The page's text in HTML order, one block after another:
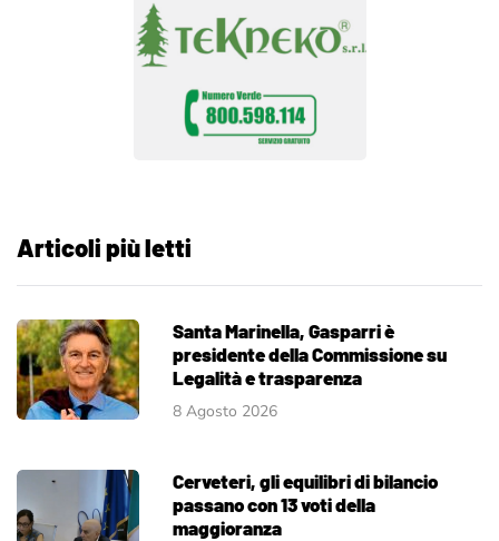
Articoli più letti
Santa Marinella, Gasparri è
presidente della Commissione su
Legalità e trasparenza
8 Agosto 2026
Cerveteri, gli equilibri di bilancio
passano con 13 voti della
maggioranza